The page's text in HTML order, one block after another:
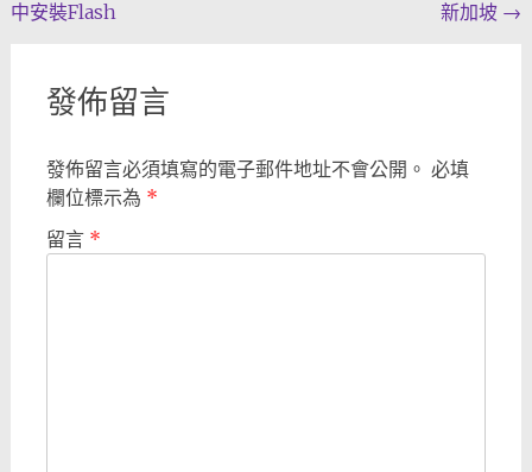
navigation
中安裝Flash
新加坡 →
發佈留言
發佈留言必須填寫的電子郵件地址不會公開。 必填
欄位標示為 *
留言 *